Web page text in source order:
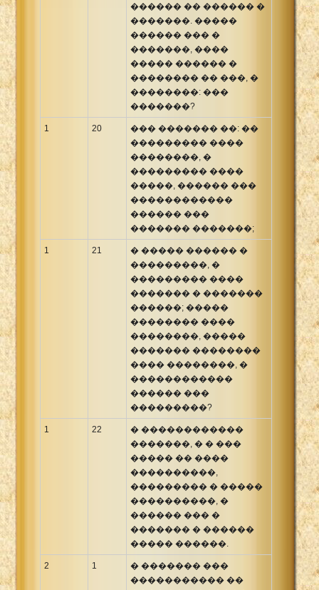
������ �� ������ �
�������. �����
������ ��� �
�������, ����
����� ������ �
�������� �� ���, �
��������: ���
�������?
1 20
��� ������� ��: ��
��������� ����
��������, �
��������� ����
�����, ������ ���
������������
������ ���
������� �������;
1 21
� ����� ������ �
���������, �
��������� ����
������� � �������
������; �����
�������� ����
��������, �����
������� ��������
���� ��������, �
������������
������ ���
���������?
1 22
� ������������
�������, � � ���
����� �� ����
����������,
��������� � �����
����������, �
������ ��� �
������� � ������
����� ������.
2 1
� ������� ���
����������� ��